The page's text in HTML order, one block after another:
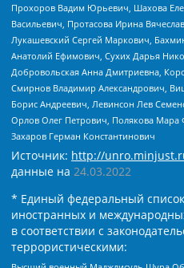
Прохоров Вадим Юрьевич, Шахова
Васильевич, Протасова Ирина
Лукашевский Сергей Маркович,
Анатолий Ефимович, Сухих Дарья
Добровольская Анна Дмитриевна,
Смирнов Владимир Александрович,
Борис Андреевич, Левинсон Лев
Орлов Олег Петрович, Полякова Мара
Захаров Герман Константинович
Источник: http://
данные на 24.03.2022
* Единый федеральный
иностранных и
в соответствии с
террористическими: